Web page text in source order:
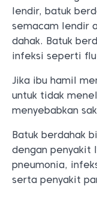
lendir, batuk
semacam lendir
dahak. Batuk
infeksi seperti
Jika ibu hamil
untuk tidak
menyebabkan
Batuk berdahak
dengan penyakit
pneumonia,
serta penyakit